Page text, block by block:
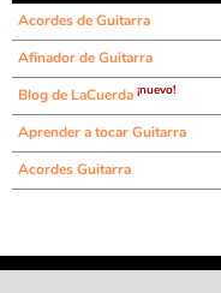
Acordes de Guitarra
Afinador de Guitarra
Blog de LaCuerda ¡nuevo!
Aprender a tocar Guitarra
Acordes Guitarra